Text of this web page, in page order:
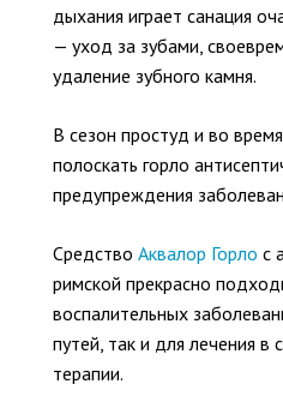
дыхания играет санация
— уход за зубами,
удаление зубного камня.
В сезон простуд и во
полоскать горло
предупреждения
Средство Аквалор Горло с
римской прекрасно
воспалительных
путей, так и для лечения в
терапии.